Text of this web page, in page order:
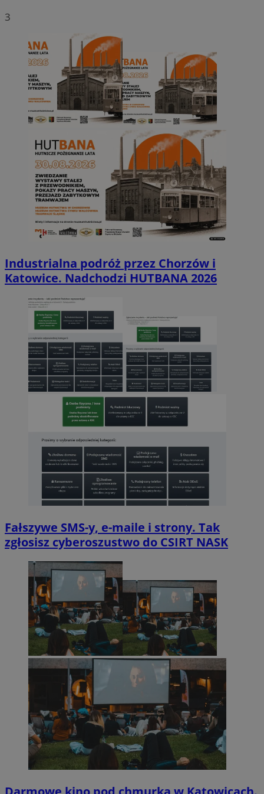
3
Industrialna podróż przez Chorzów i
Katowice. Nadchodzi HUTBANA 2026
Fałszywe SMS-y, e-maile i strony. Tak
zgłosisz cyberoszustwo do CSIRT NASK